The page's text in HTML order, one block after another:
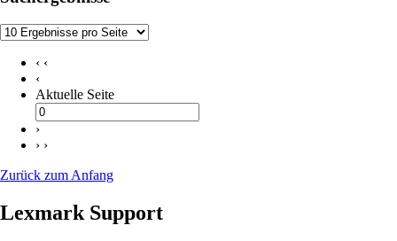
‹ ‹
‹
Aktuelle Seite
›
› ›
Zurück zum Anfang
Lexmark Support